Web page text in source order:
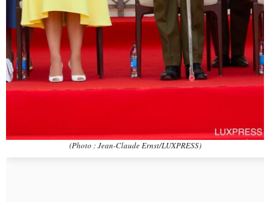
(Photo : Jean-Claude Ernst/LUXPRESS)